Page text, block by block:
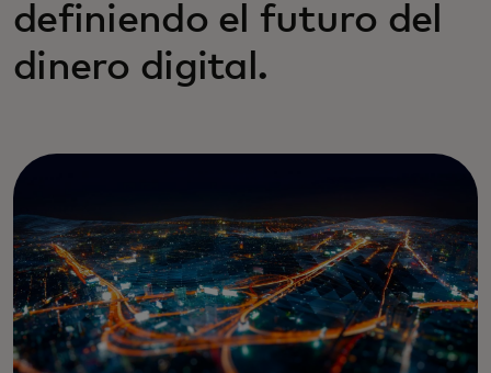
definiendo el futuro del
dinero digital.